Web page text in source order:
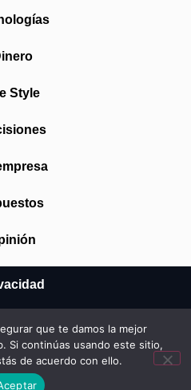
Style
Startup SRL
que te damos la mejor
Si continúas usando este sitio,
de acuerdo con ello.